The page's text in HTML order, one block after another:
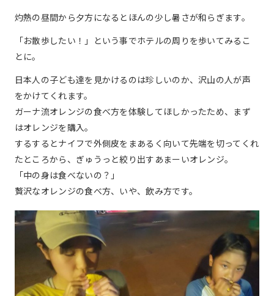
灼熱の昼間から夕方になるとほんの少し暑さが和らぎます。
「お散歩したい！」という事でホテルの周りを歩いてみるこ
とに。
日本人の子ども達を見かけるのは珍しいのか、沢山の人が声
をかけてくれます。
ガーナ流オレンジの食べ方を体験してほしかったため、まず
はオレンジを購入。
するするとナイフで外側皮をまあるく向いて先端を切ってくれ
たところから、ぎゅうっと絞り出すあまーいオレンジ。
「中の身は食べないの？」
贅沢なオレンジの食べ方、いや、飲み方です。